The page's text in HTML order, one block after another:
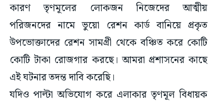
কারণ তৃণমূলের লোকজন নিজেদের আত্মীয়
পরিজনদের নামে ভুয়ো রেশন কার্ড বানিয়ে প্রকৃত
উপভোক্তাদের রেশন সামগ্রী থেকে বঞ্চিত করে কোটি
কোটি টাকা রোজগার করছে। আমরা প্রশাসনের কাছে
এই ঘটনার তদন্ত দাবি করেছি।
যদিও পাল্টা অভিযোগ করে এলাকার তৃণমূল বিধায়ক